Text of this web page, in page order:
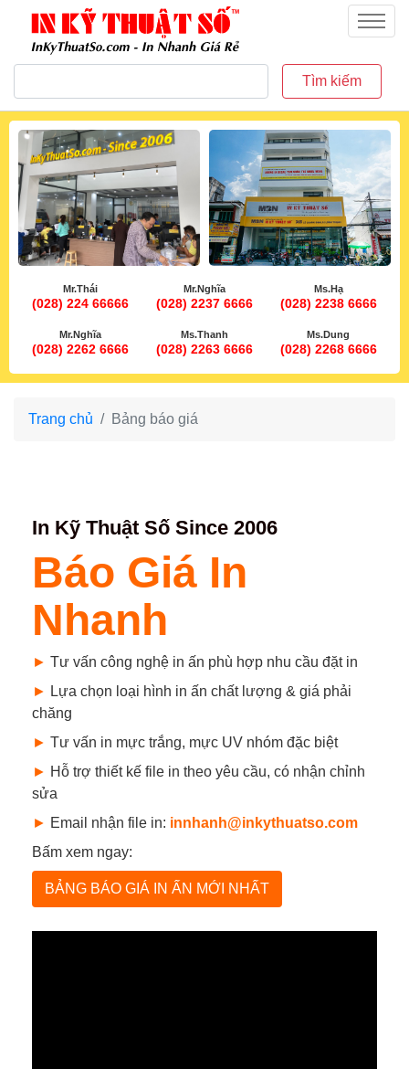
inkythuatso.com
Menu
Tìm kiếm
Mr.Thái
(028) 224 66666
Mr.Nghĩa
(028) 2237 6666
Ms.Hạ
(028) 2238 6666
Mr.Nghĩa
(028) 2262 6666
Ms.Thanh
(028) 2263 6666
Ms.Dung
(028) 2268 6666
Trang chủ Bảng báo giá
In Kỹ Thuật Số Since 2006
Báo Giá In
Nhanh
► Tư vấn công nghệ in ấn phù hợp nhu cầu đặt in
► Lựa chọn loại hình in ấn chất lượng & giá phải
chăng
► Tư vấn in mực trắng, mực UV nhóm đặc biệt
► Hỗ trợ thiết kế file in theo yêu cầu, có nhận chỉnh
sửa
► Email nhận file in: innhanh@inkythuatso.com
Bấm xem ngay:
BẢNG BÁO GIÁ IN ẤN MỚI NHẤT